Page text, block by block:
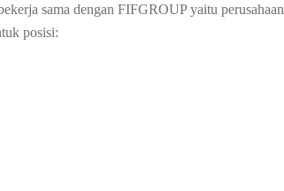
sama dengan FIFGROUP yaitu perusahaan
posisi: